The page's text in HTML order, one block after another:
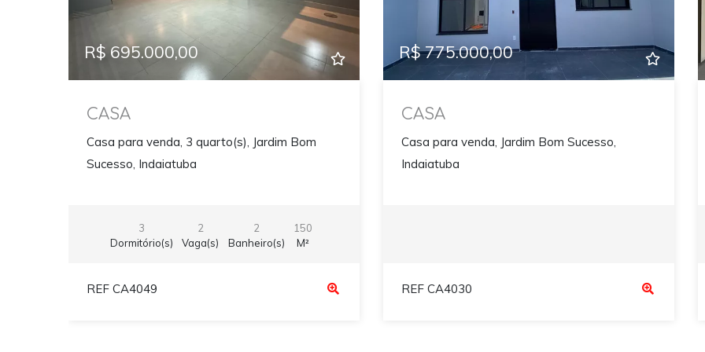
R$ 695.000,00
CASA
Casa para venda, 3 quarto(s), Jardim Bom
Sucesso, Indaiatuba
3
Dormitório(s)
2
Vaga(s)
2
Banheiro(s)
150
M²
REF CA4049
R$ 775.000,00
CASA
Casa para venda, Jardim Bom Sucesso,
Indaiatuba
REF CA4030